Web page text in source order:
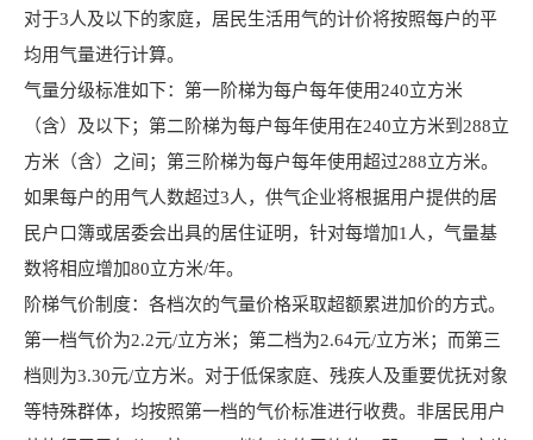
对于3人及以下的家庭，居民生活用气的计价将按照每户的平
均用气量进行计算。
气量分级标准如下：第一阶梯为每户每年使用240立方米
（含）及以下；第二阶梯为每户每年使用在240立方米到288立
方米（含）之间；第三阶梯为每户每年使用超过288立方米。
如果每户的用气人数超过3人，供气企业将根据用户提供的居
民户口簿或居委会出具的居住证明，针对每增加1人，气量基
数将相应增加80立方米/年。
阶梯气价制度：各档次的气量价格采取超额累进加价的方式。
第一档气价为2.2元/立方米；第二档为2.64元/立方米；而第三
档则为3.30元/立方米。对于低保家庭、残疾人及重要优抚对象
等特殊群体，均按照第一档的气价标准进行收费。非居民用户